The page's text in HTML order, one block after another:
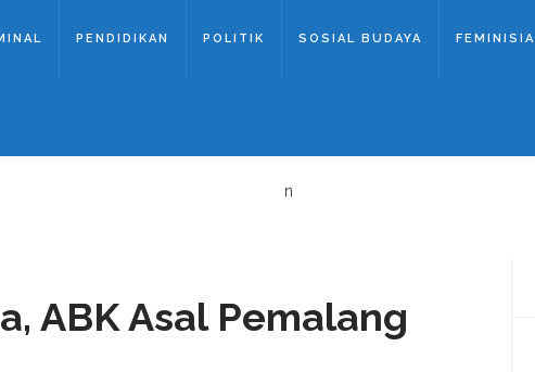
PENDIDIKAN POLITIK SOSIAL BUDAYA FEMINISIA
n
ABK Asal Pemalang